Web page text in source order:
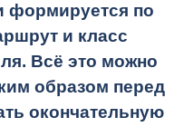
формируется по
и класс
Всё это можно
образом перед
окончательную